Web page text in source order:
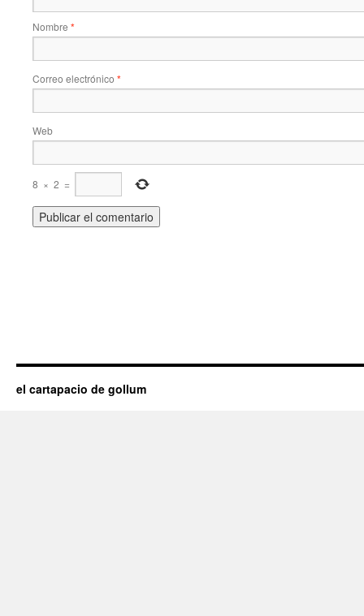
Nombre *
Correo electrónico *
Web
8 × 2 =
el cartapacio de gollum